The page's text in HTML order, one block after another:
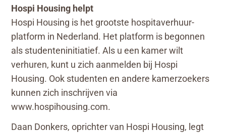
Hospi Housing helpt
Hospi Housing is het grootste hospitaverhuur-
platform in Nederland. Het platform is begonnen
als studenteninitiatief. Als u een kamer wilt
verhuren, kunt u zich aanmelden bij Hospi
Housing. Ook studenten en andere kamerzoekers
kunnen zich inschrijven via
www.hospihousing.com.
Daan Donkers, oprichter van Hospi Housing, legt